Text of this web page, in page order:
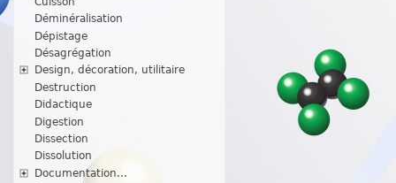
Déminéralisation
Dépistage
Désagrégation
Design, décoration, utilitaire
Destruction
Didactique
Digestion
Dissection
Dissolution
Documentation...